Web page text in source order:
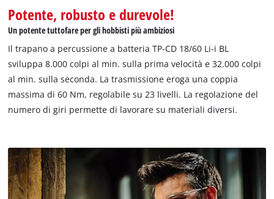
This content is not permitted to load due
to trackers that are not disclosed to the
visitor. The website owner needs to setup
the site with their CMP to add this content
Powered byUsercentrics Consent
Management Platform
Potente, robusto e durevole!
Un potente tuttofare per gli hobbisti più ambiziosi
Il trapano a percussione a batteria TP-CD 18/60 Li-i BL
sviluppa 8.000 colpi al min. sulla prima velocità e 32.000 colpi
al min. sulla seconda. La trasmissione eroga una coppia
massima di 60 Nm, regolabile su 23 livelli. La regolazione del
numero di giri permette di lavorare su materiali diversi.